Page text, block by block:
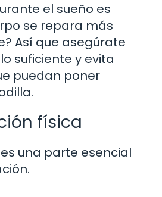
el sueño es
se repara más
Así que asegúrate
suficiente y evita
puedan poner
física
una parte esencial